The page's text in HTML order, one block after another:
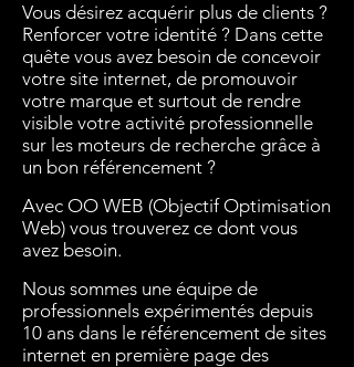
Vous désirez acquérir plus de clients ?
Renforcer votre identité ? Dans cette
quête vous avez besoin de concevoir
votre site internet, de promouvoir
votre marque et surtout de rendre
visible votre activité professionnelle
sur les moteurs de recherche grâce à
un bon référencement ?
Avec OO WEB (Objectif Optimisation
Web) vous trouverez ce dont vous
avez besoin.
Nous sommes une équipe de
professionnels expérimentés depuis
10 ans dans le référencement de sites
internet en première page des